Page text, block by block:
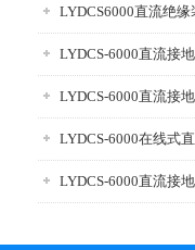
LYDCS6000直流绝
LYDCS-6000直流接
LYDCS-6000直流接